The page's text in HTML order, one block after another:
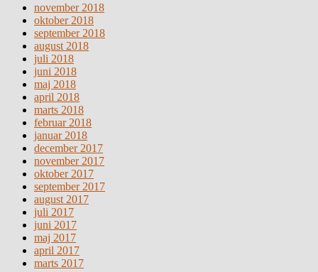
november 2018
oktober 2018
september 2018
august 2018
juli 2018
juni 2018
maj 2018
april 2018
marts 2018
februar 2018
januar 2018
december 2017
november 2017
oktober 2017
september 2017
august 2017
juli 2017
juni 2017
maj 2017
april 2017
marts 2017